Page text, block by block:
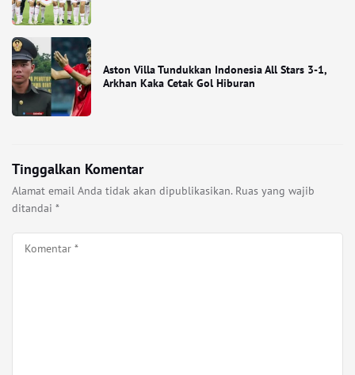
Aston Villa Tundukkan Indonesia All Stars 3-1,
Arkhan Kaka Cetak Gol Hiburan
Tinggalkan Komentar
Alamat email Anda tidak akan dipublikasikan. Ruas yang wajib
ditandai *